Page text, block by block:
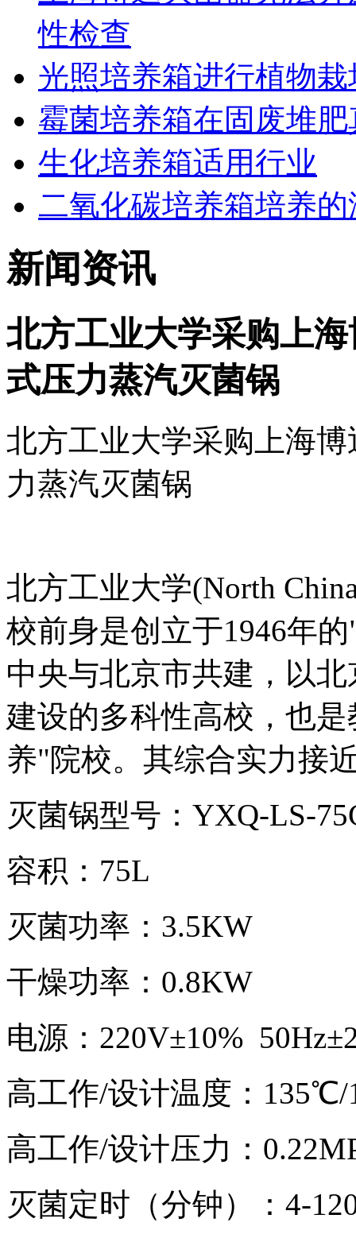
性检查
光照培养箱进行植物
霉菌培养箱在固废堆
生化培养箱适用行业
二氧化碳培养箱培养
新闻资讯
北方工业大学采购上
式压力蒸汽灭菌锅
北方工业大学采购上海
力蒸汽灭菌锅
北方工业大学(North
校前身是创立于1946年
中央与北京市共建，以
建设的多科性高校，也
养"院校。其综合实力接
灭菌锅型号：YXQ-LS-
容积：75L
灭菌功率：3.5KW
干燥功率：0.8KW
电源：220V±10%
高工作/设计温度：
高工作/设计压力：
灭菌定时（分钟）：4-